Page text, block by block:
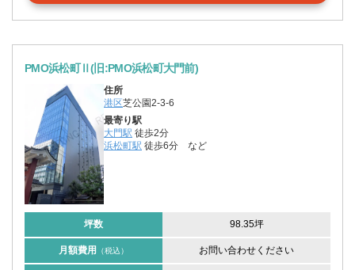
PMO浜松町Ⅱ(旧:PMO浜松町大門前)
住所
港区芝公園2-3-6
最寄り駅
大門駅 徒歩2分
浜松町駅 徒歩6分 など
坪数 98.35坪
月額費用 （税込） お問い合わせください